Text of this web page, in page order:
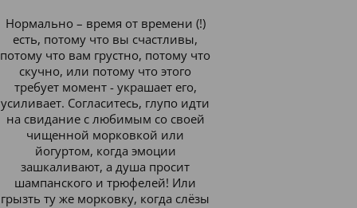
Нормально – время от времени (!)
есть, потому что вы счастливы,
потому что вам грустно, потому что
скучно, или потому что этого
требует момент - украшает его,
усиливает. Согласитесь, глупо идти
на свидание с любимым со своей
чищенной морковкой или
йогуртом, когда эмоции
зашкаливают, а душа просит
шампанского и трюфелей! Или
грызть ту же морковку, когда слёзы